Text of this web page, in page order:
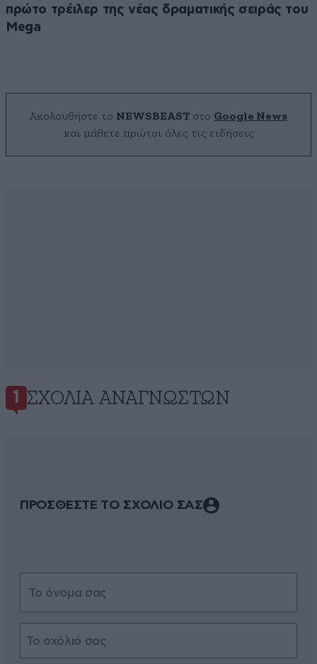
πρώτο τρέιλερ της νέας δραματικής σειράς του
Mega
Ακολουθήστε το NEWSBEAST στο Google News
και μάθετε πρώτοι όλες τις ειδήσεις
1 ΣΧΌΛΙΑ ΑΝΑΓΝΩΣΤΏΝ
ΠΡΟΣΘΕΣΤΕ ΤΟ ΣΧΟΛΙΟ ΣΑΣ